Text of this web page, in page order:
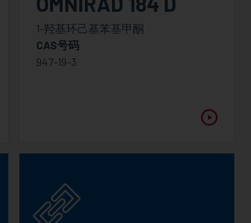
1-羟基环己基苯基甲酮
CAS号码
947-19-3